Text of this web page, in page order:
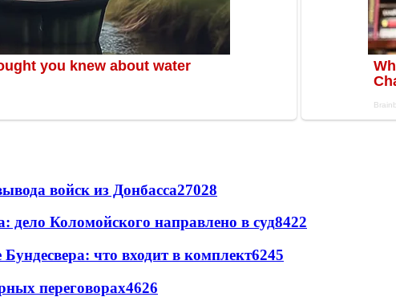
войск из Донбасса27028
дело Коломойского направлено в суд8422
что входит в комплект6245
переговорах4626